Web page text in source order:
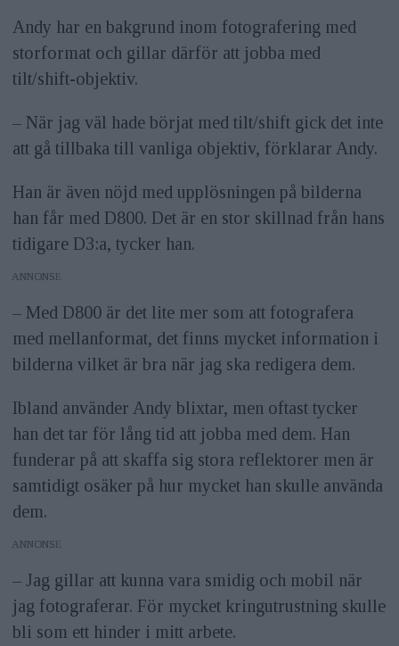
Andy har en bakgrund inom fotografering med
storformat och gillar därför att jobba med
tilt/shift-objektiv.
– När jag väl hade börjat med tilt/shift gick det inte
att gå tillbaka till vanliga objektiv, förklarar Andy.
Han är även nöjd med upplösningen på bilderna
han får med D800. Det är en stor skillnad från hans
tidigare D3:a, tycker han.
ANNONS
– Med D800 är det lite mer som att fotografera
med mellanformat, det finns mycket information i
bilderna vilket är bra när jag ska redigera dem.
Ibland använder Andy blixtar, men oftast tycker
han det tar för lång tid att jobba med dem. Han
funderar på att skaffa sig stora reflektorer men är
samtidigt osäker på hur mycket han skulle använda
dem.
ANNONS
– Jag gillar att kunna vara smidig och mobil när
jag fotograferar. För mycket kringutrustning skulle
bli som ett hinder i mitt arbete.